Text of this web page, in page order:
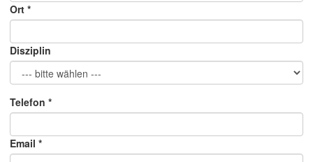
Ort *
Disziplin
Telefon *
Email *